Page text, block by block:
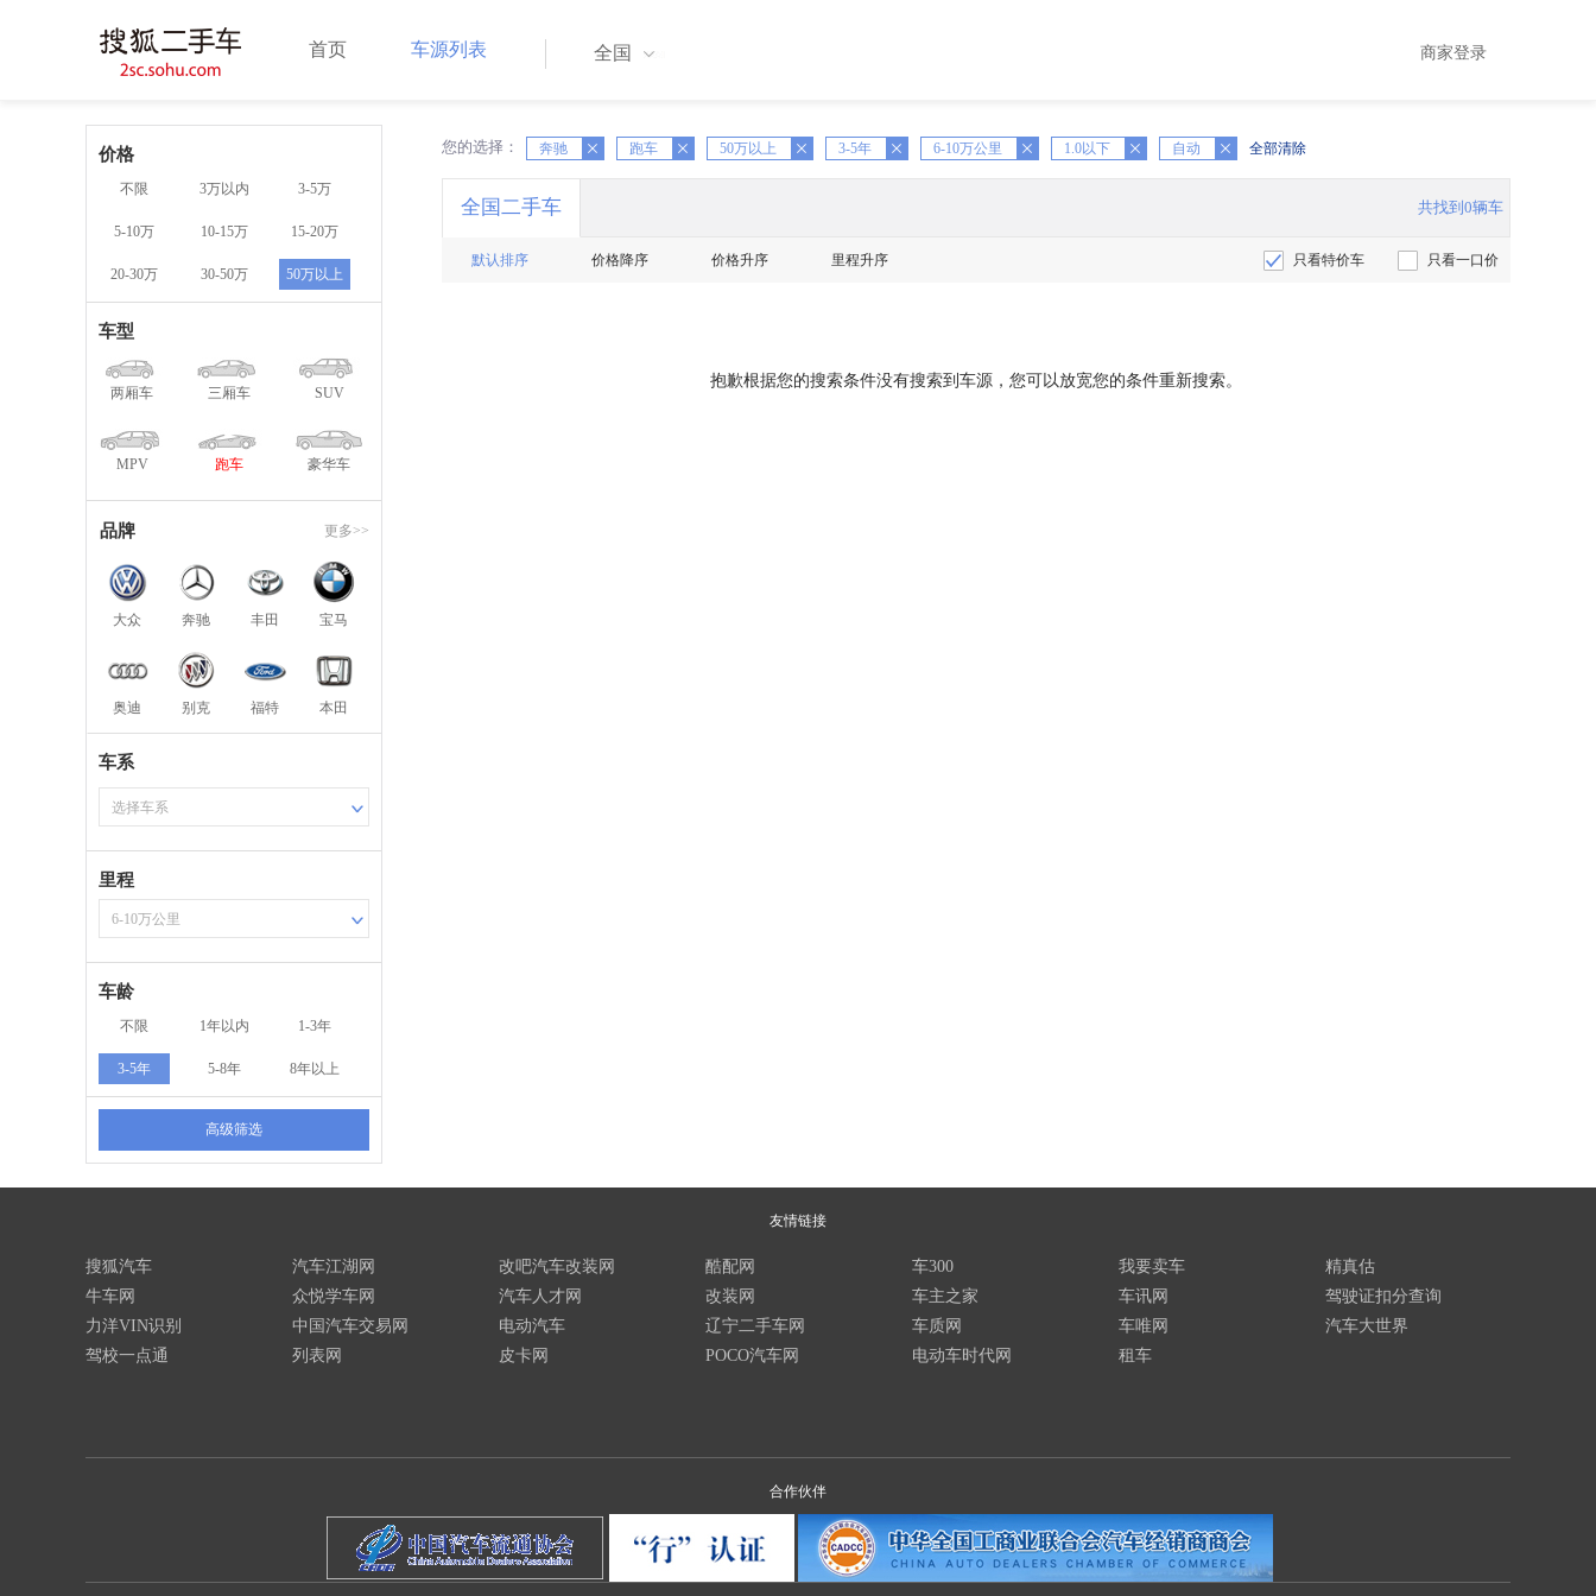
首页 车源列表 全国 商家登录
价格
不限 3万以内 3-5万
5-10万 10-15万 15-20万
20-30万 30-50万 50万以上
车型
两厢车 三厢车 SUV
MPV 跑车 豪华车
品牌 更多>>
大众 奔驰 丰田 宝马
奥迪 别克 福特 本田
车系
选择车系
里程
6-10万公里
车龄
不限 1年以内 1-3年
3-5年 5-8年 8年以上
高级筛选
您的选择： 奔驰
X 跑车
X 50万以上
X 3-5年
X 6-10万公里 1.0以下
X 自动
X 全部清除
全国二手车 共找到0辆车
只看特价车 只看一口价
默认排序 价格降序 价格升序 里程升序
抱歉根据您的搜索条件没有搜索到车源，您可以放宽您的条件重新搜索。
友情链接
搜狐汽车
牛车网
力洋VIN识别
驾校一点通
汽车江湖网
众悦学车网
中国汽车交易网
列表网
改吧汽车改装网
汽车人才网
电动汽车
皮卡网
酷配网
改装网
辽宁二手车网
POCO汽车网
车300
车主之家
车质网
电动车时代网
我要卖车
车讯网
车唯网
租车
精真估
驾驶证扣分查询
汽车大世界
合作伙伴